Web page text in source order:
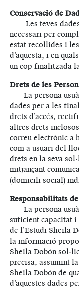
Conservació de
Les teves dades
necessari per
estat recollides i
d’aquesta, i en
un cop finalitzada
Drets de les
La persona
dades per a les
drets d’accés,
altres drets
correu electrònic a
com a usuari del
drets en la seva
mitjançant
(domicili social)
Responsabilitats
La persona
suficient capacitat
de l’Estudi Sheila
la informació
Sheila Dobón
precisa, assumint
Sheila Dobón de
d’aquestes dades